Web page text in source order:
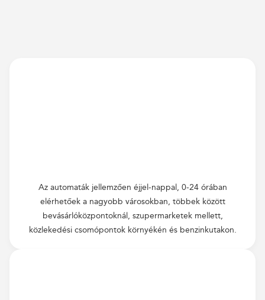
Az automaták jellemzően éjjel-nappal, 0-24 órában
elérhetőek a nagyobb városokban, többek között
bevásárlóközpontoknál, szupermarketek mellett,
közlekedési csomópontok környékén és benzinkutakon.